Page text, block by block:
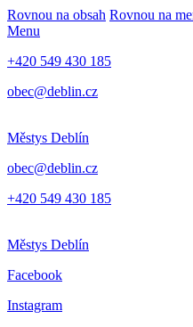
Rovnou na obsah Rovnou na
Menu
+420 549 430 185
obec@deblin.cz
Městys Deblín
obec@deblin.cz
+420 549 430 185
Městys Deblín
Facebook
Instagram